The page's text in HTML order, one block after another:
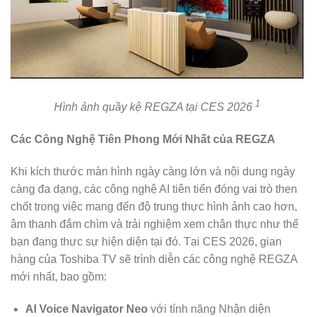
Hình ảnh quầy kệ REGZA tại CES 2026 1
Các Công Nghệ Tiên Phong Mới Nhất của REGZA
Khi kích thước màn hình ngày càng lớn và nội dung ngày
càng đa dạng, các công nghệ AI tiên tiến đóng vai trò then
chốt trong việc mang đến độ trung thực hình ảnh cao hơn,
âm thanh đắm chìm và trải nghiệm xem chân thực như thể
bạn đang thực sự hiện diện tại đó. Tại CES 2026, gian
hàng của Toshiba TV sẽ trình diễn các công nghệ REGZA
mới nhất, bao gồm:
AI Voice Navigator Neo với tính năng Nhận diện